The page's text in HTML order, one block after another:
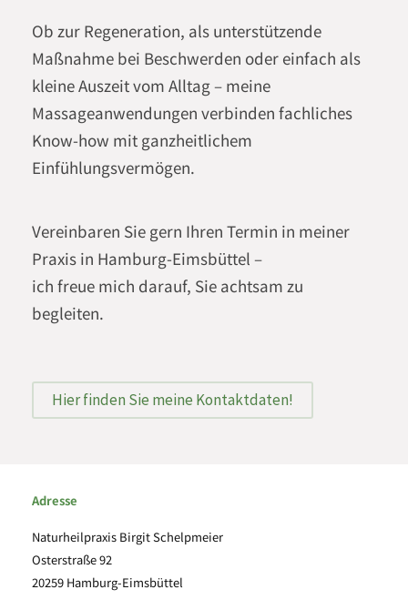
Ob zur Regeneration, als unterstützende
Maßnahme bei Beschwerden oder einfach als
kleine Auszeit vom Alltag – meine
Massageanwendungen verbinden fachliches
Know-how mit ganzheitlichem
Einfühlungsvermögen.
Vereinbaren Sie gern Ihren Termin in meiner
Praxis in Hamburg-Eimsbüttel –
ich freue mich darauf, Sie achtsam zu
begleiten.
Hier finden Sie meine Kontaktdaten!
Adresse
Naturheilpraxis Birgit Schelpmeier
Osterstraße 92
20259 Hamburg-Eimsbüttel